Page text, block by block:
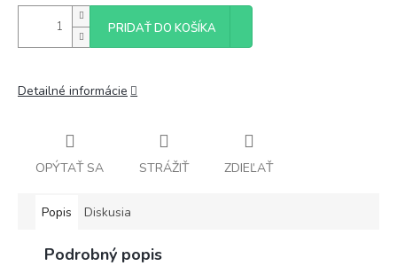
PRIDAŤ DO KOŠÍKA
Detailné informácie
OPÝTAŤ SA STRÁŽIŤ ZDIEĽAŤ
Popis Diskusia
Podrobný popis